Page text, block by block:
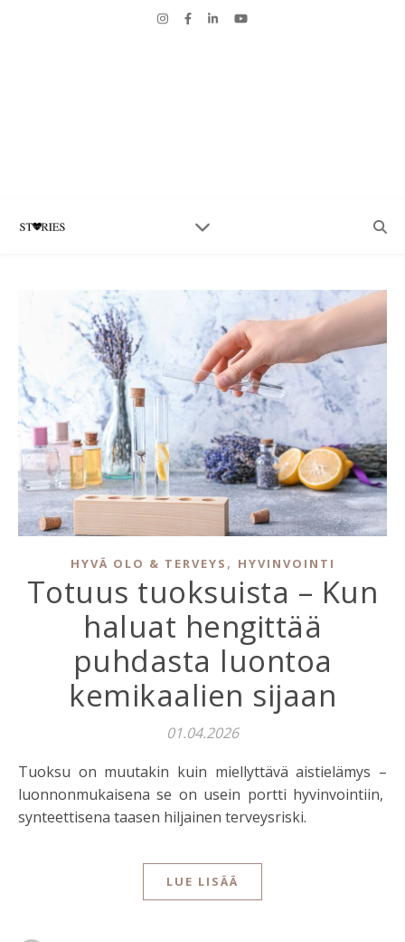
HYVÄ OLO & TERVEYS , HYVINVOINTI
Totuus tuoksuista – Kun
haluat hengittää
puhdasta luontoa
kemikaalien sijaan
01.04.2026
Tuoksu on muutakin kuin miellyttävä aistielämys –
luonnonmukaisena se on usein portti hyvinvointiin,
synteettisena taasen hiljainen terveysriski.
LUE LISÄÄ